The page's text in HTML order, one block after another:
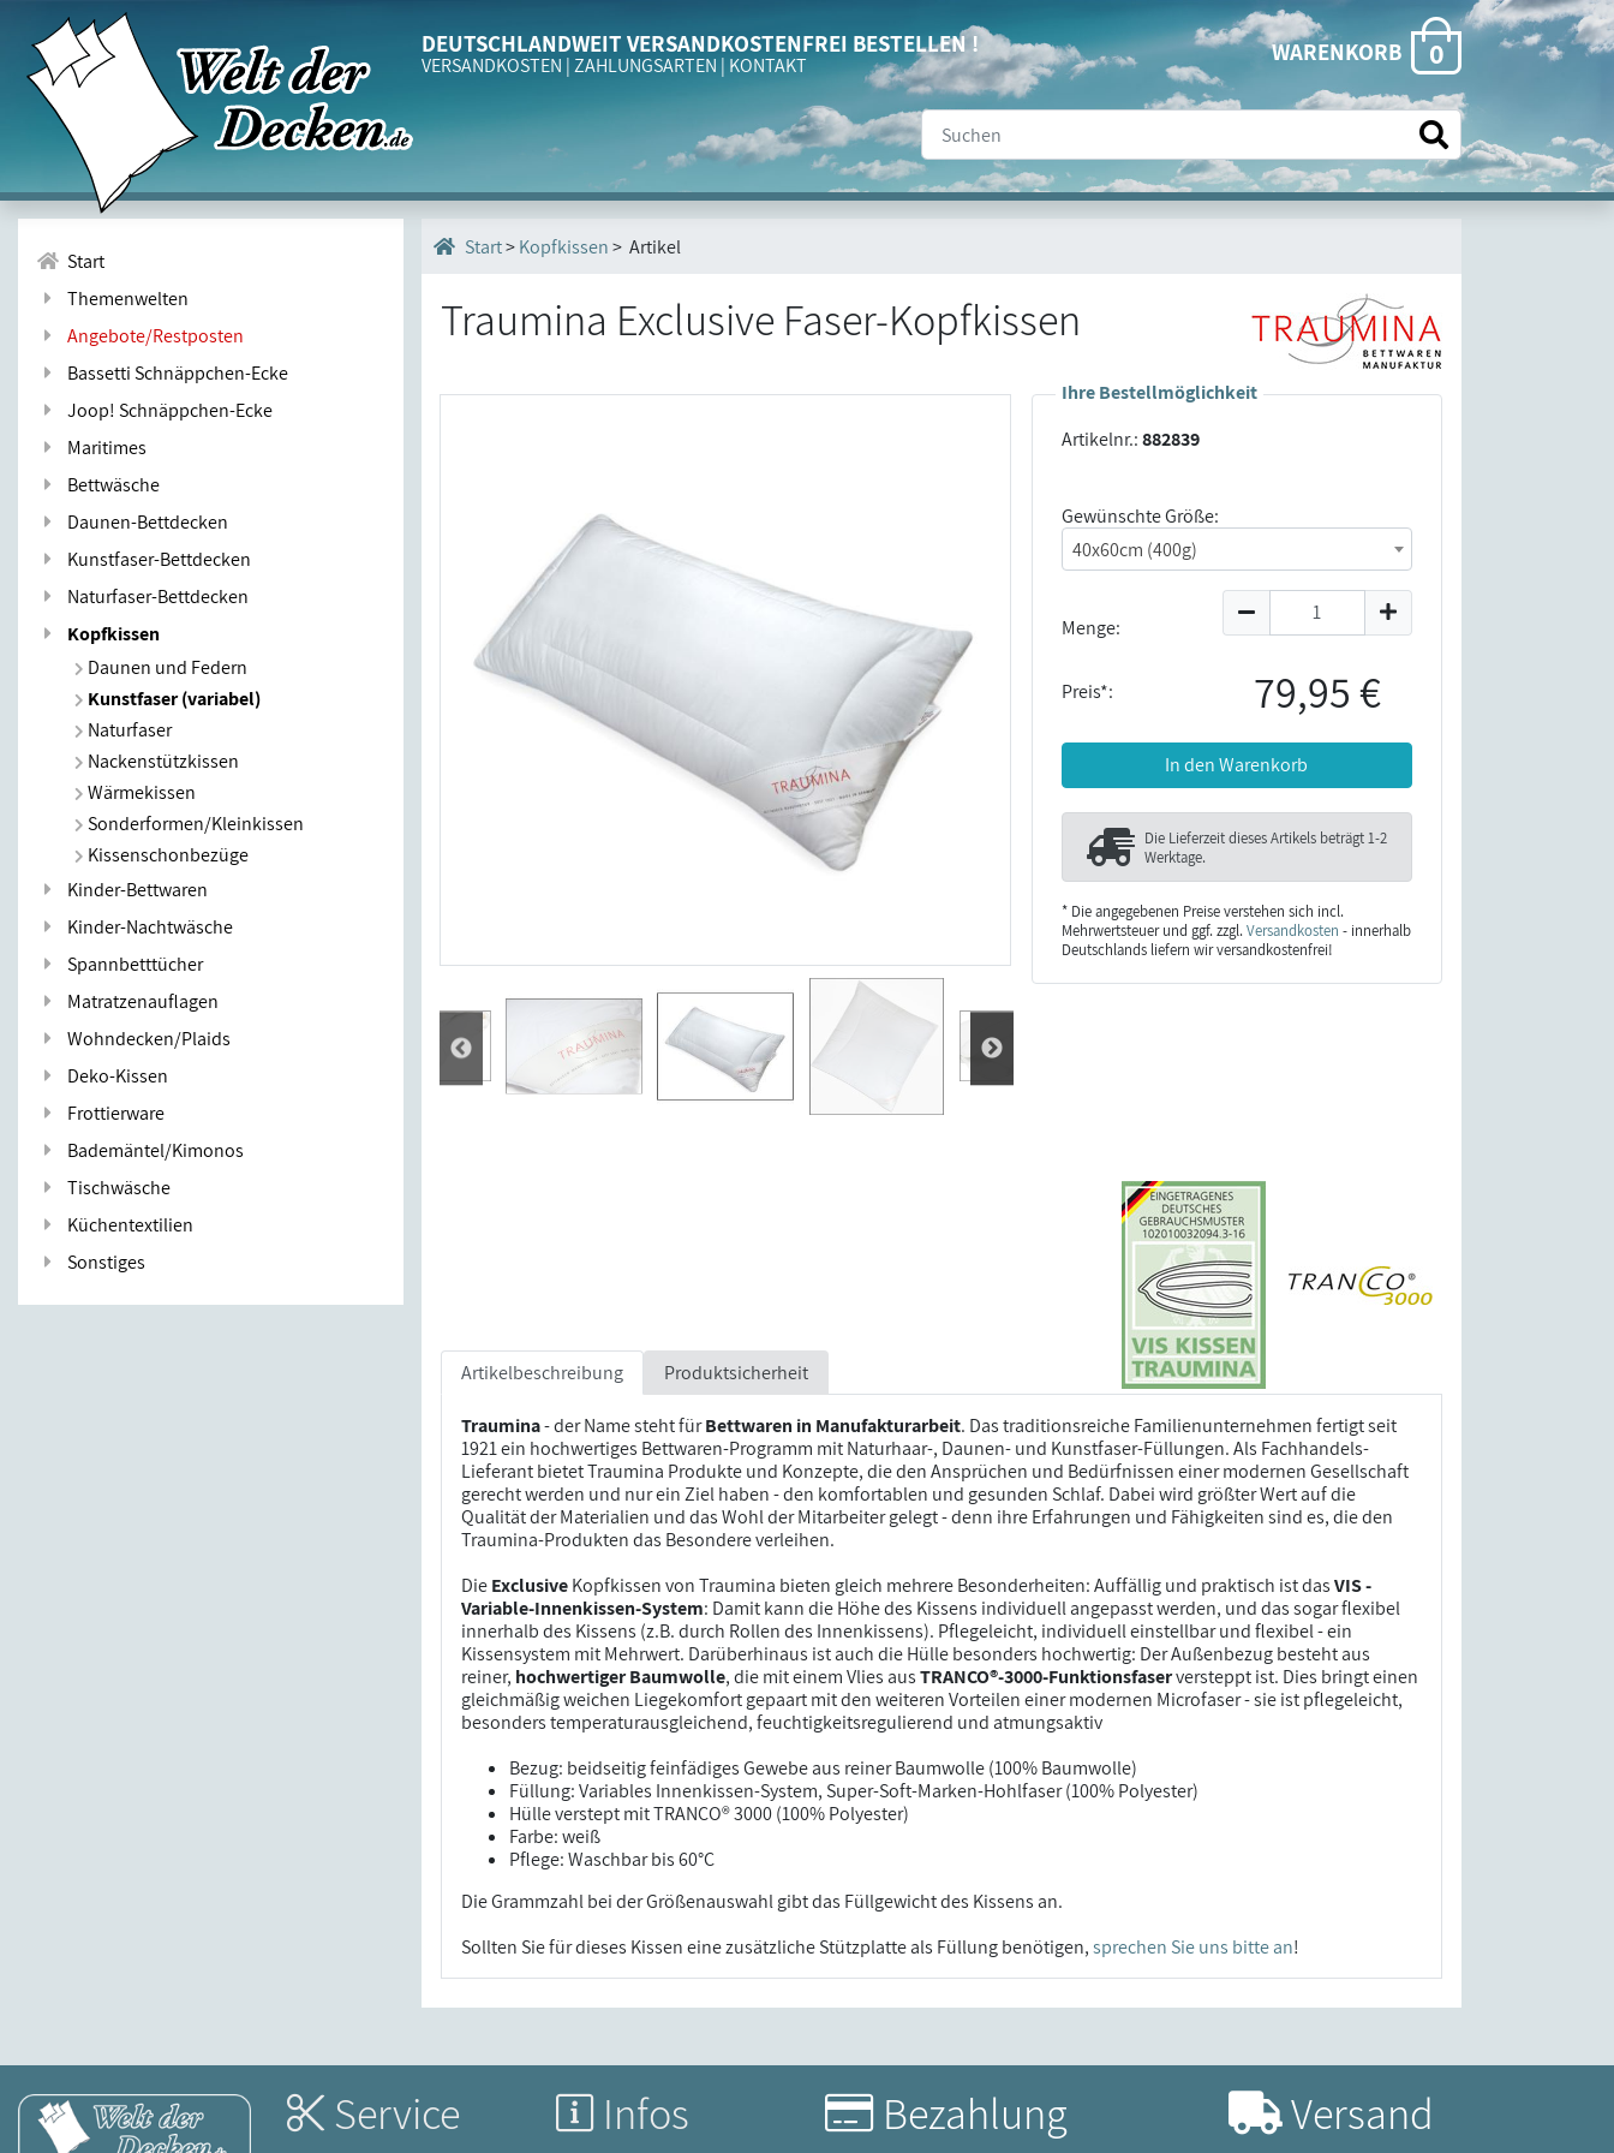
WARENKORB 0
DEUTSCHLANDWEIT VERSANDKOSTENFREI BESTELLEN !
VERSANDKOSTEN |ZAHLUNGSARTEN | KONTAKT
Start
Themenwelten
Angebote/Restposten
Bassetti Schnäppchen-Ecke
Joop! Schnäppchen-Ecke
Maritimes
Bettwäsche
Daunen-Bettdecken
Kunstfaser-Bettdecken
Naturfaser-Bettdecken
Kopfkissen
Daunen und Federn
Kunstfaser (variabel)
Naturfaser
Nackenstützkissen
Wärmekissen
Sonderformen/Kleinkissen
Kissenschonbezüge
Kinder-Bettwaren
Kinder-Nachtwäsche
Spannbetttücher
Matratzenauflagen
Wohndecken/Plaids
Deko-Kissen
Frottierware
Bademäntel/Kimonos
Tischwäsche
Küchentextilien
Sonstiges
Start>Kopfkissen> Artikel
Traumina Exclusive Faser-Kopfkissen
Ihre Bestellmöglichkeit
Artikelnr.:882839
Gewünschte Größe:
40x60cm (400g)
Menge:
Preis*: 79,95 €
In den Warenkorb
Die Lieferzeit dieses Artikels beträgt1-2
Werktage.
* Die angegebenen Preise verstehen sich incl.
Mehrwertsteuer und ggf. zzgl.Versandkosten - innerhalb
Deutschlands liefern wir versandkostenfrei!
Artikelbeschreibung Produktsicherheit
Traumina- der Name steht fürBettwaren in Manufakturarbeit. Das traditionsreiche Familienunternehmen fertigt seit
1921 ein hochwertiges Bettwaren-Programm mit Naturhaar-, Daunen- und Kunstfaser-Füllungen. Als Fachhandels-
Lieferant bietet Traumina Produkte und Konzepte, die den Ansprüchen und Bedürfnissen einer modernen Gesellschaft
gerecht werden und nur ein Ziel haben - den komfortablen und gesunden Schlaf. Dabei wird größter Wert auf die
Qualität der Materialien und das Wohl der Mitarbeiter gelegt - denn ihre Erfahrungen und Fähigkeiten sind es, die den
Traumina-Produkten das Besondere verleihen.
DieExclusiveKopfkissen von Traumina bieten gleich mehrere Besonderheiten: Auffällig und praktisch ist dasVIS -
Variable-Innenkissen-System: Damit kann die Höhe des Kissens individuell angepasst werden, und das sogar flexibel
innerhalb des Kissens (z.B. durch Rollen des Innenkissens). Pflegeleicht, individuell einstellbar und flexibel - ein
Kissensystem mit Mehrwert. Darüberhinaus ist auch die Hülle besonders hochwertig: Der Außenbezug besteht aus
reiner, hochwertiger Baumwolle, die mit einem Vlies ausTRANCO®-3000-Funktionsfaserversteppt ist. Dies bringt einen
gleichmäßig weichen Liegekomfort gepaart mit den weiteren Vorteilen einer modernen Microfaser - sie ist pflegeleicht,
besonders temperaturausgleichend, feuchtigkeitsregulierend und atmungsaktiv
Bezug: beidseitig feinfädiges Gewebe aus reiner Baumwolle (100% Baumwolle)
Füllung: Variables Innenkissen-System, Super-Soft-Marken-Hohlfaser (100% Polyester)
Hülle verstept mit TRANCO® 3000 (100% Polyester)
Farbe: weiß
Pflege: Waschbar bis 60°C
Die Grammzahl bei der Größenauswahl gibt das Füllgewicht des Kissens an.
Sollten Sie für dieses Kissen eine zusätzliche Stützplatte als Füllung benötigen,sprechen Sie uns bitte an!
Service Infos Bezahlung Versand